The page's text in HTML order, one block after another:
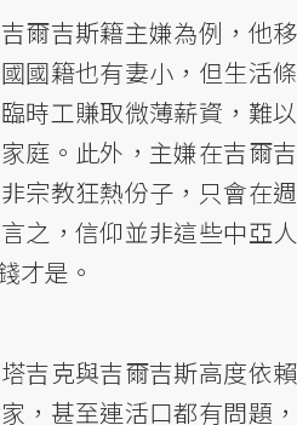
爾吉斯籍主嫌為例，他移
國籍也有妻小，但生活條
時工賺取微薄薪資，難以
庭。此外，主嫌在吉爾吉
宗教狂熱份子，只會在週
之，信仰並非這些中亞人
才是。
吉克與吉爾吉斯高度依賴
，甚至連活口都有問題，